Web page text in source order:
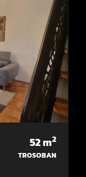
52m2
TROSOBAN